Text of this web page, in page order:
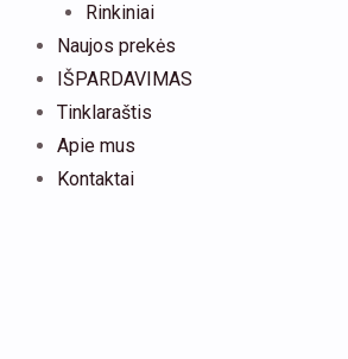
Rinkiniai
Naujos prekės
IŠPARDAVIMAS
Tinklaraštis
Apie mus
Kontaktai